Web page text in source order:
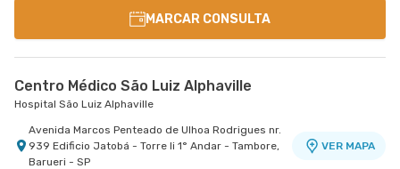
MARCAR CONSULTA
Centro Médico São Luiz Alphaville
Hospital São Luiz Alphaville
Avenida Marcos Penteado de Ulhoa Rodrigues nr.
939 Edificio Jatobá - Torre Ii 1° Andar - Tambore,
Barueri - SP
VER MAPA